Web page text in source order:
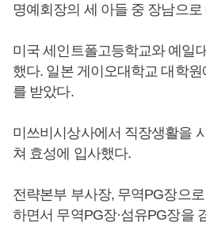
명예회장의 세 아들 중 장남으로
미국 세인트폴고등학교와 예일
했다. 일본 게이오대학교 대학
를 받았다.
미쓰비시상사에서 직장생활을
쳐 효성에 입사했다.
전략본부 부사장, 무역PG장으
하면서 무역PG장·섬유PG장을